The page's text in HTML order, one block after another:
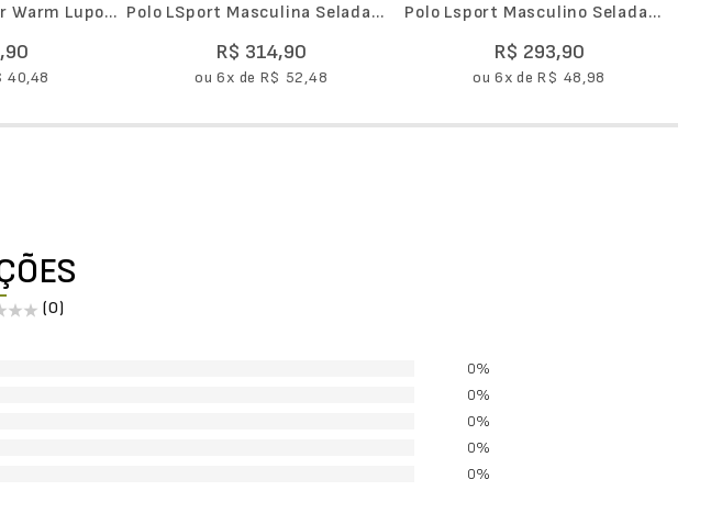
Warm Lupo
,90
40,48
Polo LSport Masculina Selada
R$ 314,90
ou6x de R$ 52,48
Polo Lsport Masculino Selada
R$ 293,90
ou6x deR$ 48,98
(0)
0%
0%
0%
0%
0%